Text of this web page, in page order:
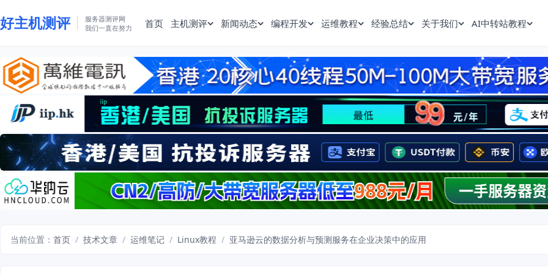
好主机测评
服务器测评网
我们一直在努力
首页 主机测评 新闻动态 编程开发 运维教程 经验总结 关于我们 AI中转站教程
当前位置： 首页 / 技术文章 / 运维笔记 / Linux教程 / 亚马逊云的数据分析与预测服务在企业决策中的应用